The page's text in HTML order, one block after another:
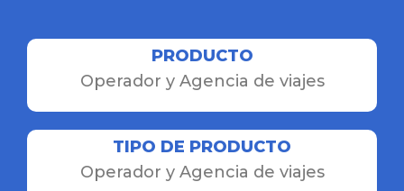
PRODUCTO
Operador y Agencia de viajes
TIPO DE PRODUCTO
Operador y Agencia de viajes